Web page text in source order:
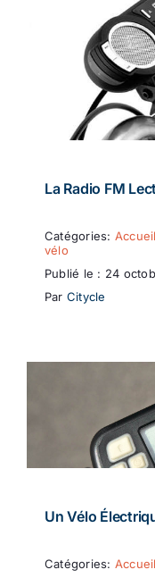
La Radio FM
Catégories: Accueil
vélo
Publié le : 24
Par Citycle
Un Vélo
Catégories: Accueil